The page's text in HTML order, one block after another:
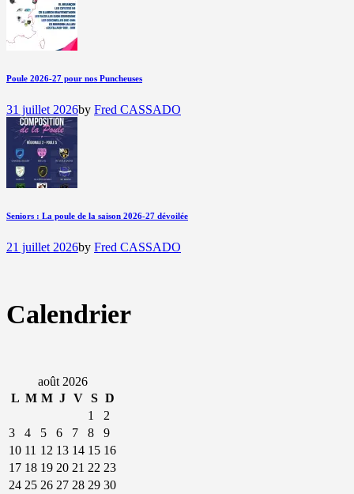
Poule 2026-27 pour nos Puncheuses
31 juillet 2026by Fred CASSADO
Seniors : La poule de la saison 2026-27 dévoilée
21 juillet 2026by Fred CASSADO
Calendrier
août 2026
L M M J V S D
1
2
3
4 5 6 7 8
9
10 11 12 13 14 15 16
17 18 19 20 21 22 23
24 25 26 27 28 29 30